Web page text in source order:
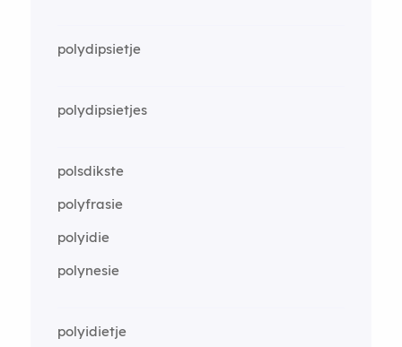
polydipsietje
polydipsietjes
polsdikste
polyfrasie
polyidie
polynesie
polyidietje